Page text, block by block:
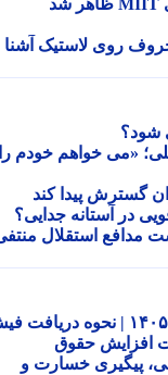
روی لاستیک آشنا
خواهم خودم را
پیدا کند
آستانه جدایی؟
استقلال منتفی
فیش حقوقی بازنشستگان تامین اجتماعی ۱۴۰۵ | نحوه دریافت فیش
حقوق
پیگیری خسارت و